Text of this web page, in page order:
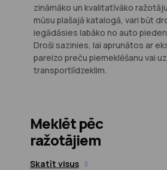
zināmāko un kvalitatīvāko
mūsu plašajā katalogā, vari būt
iegādāsies labāko no auto
Droši sazinies, lai aprunātos ar
pareizo preču piemeklēšanu vai
transportlīdzeklim.
Meklēt pēc
ražotājiem
Skatīt visus